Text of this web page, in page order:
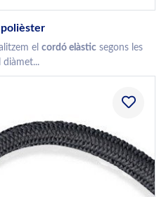
el cordó elàstic segons les
diàmet...